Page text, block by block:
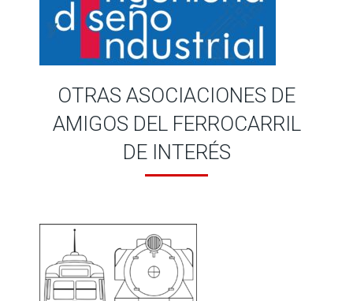
OTRAS ASOCIACIONES DE
AMIGOS DEL FERROCARRIL
DE INTERÉS